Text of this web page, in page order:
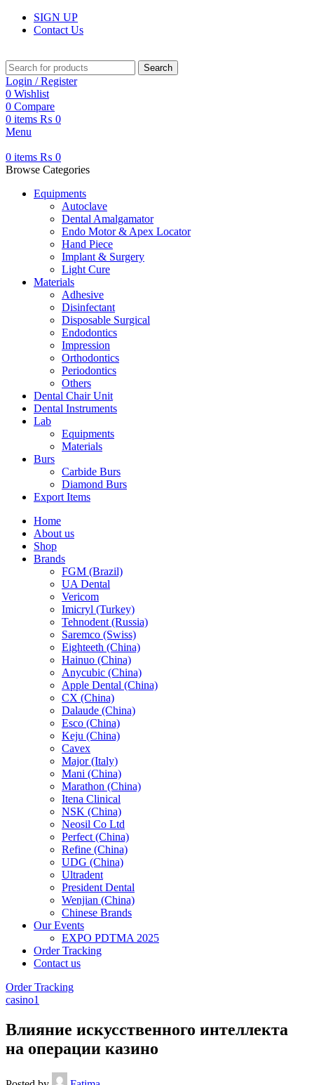
SIGN UP
Contact Us
Search
Login / Register
0 Wishlist
0 Compare
0 items ₨ 0
Menu
0 items ₨ 0
Browse Categories
Equipments
Autoclave
Dental Amalgamator
Endo Motor & Apex Locator
Hand Piece
Implant & Surgery
Light Cure
Materials
Adhesive
Disinfectant
Disposable Surgical
Endodontics
Impression
Orthodontics
Periodontics
Others
Dental Chair Unit
Dental Instruments
Lab
Equipments
Materials
Burs
Carbide Burs
Diamond Burs
Export Items
Home
About us
Shop
Brands
FGM (Brazil)
UA Dental
Vericom
Imicryl (Turkey)
Tehnodent (Russia)
Saremco (Swiss)
Eighteeth (China)
Hainuo (China)
Anycubic (China)
Apple Dental (China)
CX (China)
Dalaude (China)
Esco (China)
Keju (China)
Cavex
Major (Italy)
Mani (China)
Marathon (China)
Itena Clinical
NSK (China)
Neosil Co Ltd
Perfect (China)
Refine (China)
UDG (China)
Ultradent
President Dental
Wenjian (China)
Chinese Brands
Our Events
EXPO PDTMA 2025
Order Tracking
Contact us
Order Tracking
casino1
Влияние искусственного интеллекта
на операции казино